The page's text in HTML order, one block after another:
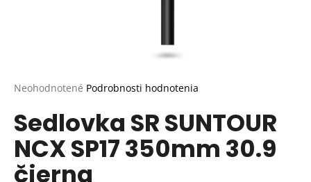
Priemerné
produktu
je
0,0
5
Neohodnotené Podrobnosti hodnotenia
Sedlovka SR SUNTOUR
NCX SP17 350mm 30.9
čierna